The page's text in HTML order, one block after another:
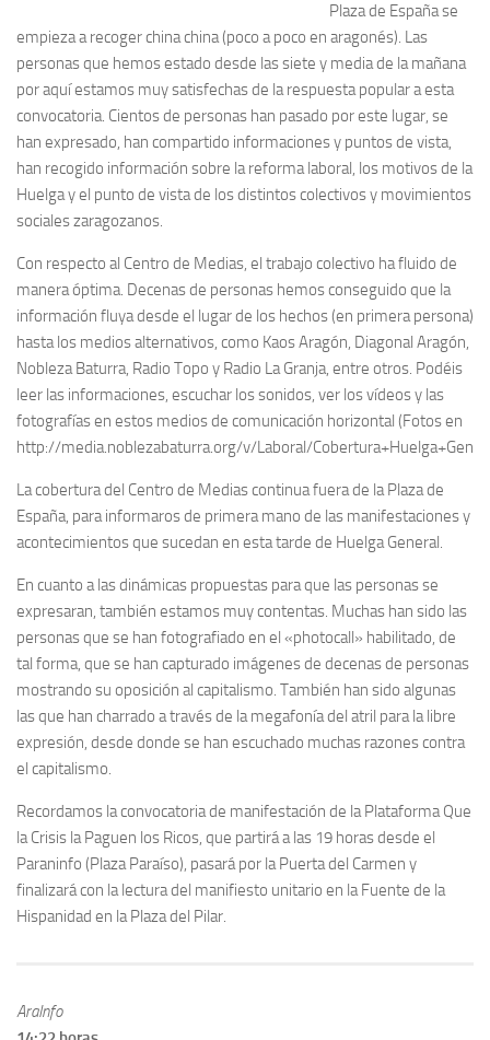
Plaza de España se
empieza a recoger china china (poco a poco en aragonés). Las
personas que hemos estado desde las siete y media de la mañana
por aquí estamos muy satisfechas de la respuesta popular a esta
convocatoria. Cientos de personas han pasado por este lugar, se
han expresado, han compartido informaciones y puntos de vista,
han recogido información sobre la reforma laboral, los motivos de la
Huelga y el punto de vista de los distintos colectivos y movimientos
sociales zaragozanos.
Con respecto al Centro de Medias, el trabajo colectivo ha fluido de
manera óptima. Decenas de personas hemos conseguido que la
información fluya desde el lugar de los hechos (en primera persona)
hasta los medios alternativos, como Kaos Aragón, Diagonal Aragón,
Nobleza Baturra, Radio Topo y Radio La Granja, entre otros. Podéis
leer las informaciones, escuchar los sonidos, ver los vídeos y las
fotografías en estos medios de comunicación horizontal (Fotos en
http://media.noblezabaturra.org/v/Laboral/
La cobertura del Centro de Medias continua fuera de la Plaza de
España, para informaros de primera mano de las manifestaciones y
acontecimientos que sucedan en esta tarde de Huelga General.
En cuanto a las dinámicas propuestas para que las personas se
expresaran, también estamos muy contentas. Muchas han sido las
personas que se han fotografiado en el «photocall» habilitado, de
tal forma, que se han capturado imágenes de decenas de personas
mostrando su oposición al capitalismo. También han sido algunas
las que han charrado a través de la megafonía del atril para la libre
expresión, desde donde se han escuchado muchas razones contra
el capitalismo.
Recordamos la convocatoria de manifestación de la Plataforma Que
la Crisis la Paguen los Ricos, que partirá a las 19 horas desde el
Paraninfo (Plaza Paraíso), pasará por la Puerta del Carmen y
finalizará con la lectura del manifiesto unitario en la Fuente de la
Hispanidad en la Plaza del Pilar.
AraInfo